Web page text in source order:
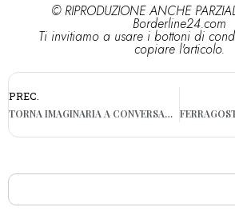
© RIPRODUZIONE ANCHE
Borderline24.com
Ti invitiamo a usare i bottoni di
copiare l'articolo.
PREC.
TORNA IMAGINARIA A CONVERSANO DAL 17 AL 24 AGOSTO